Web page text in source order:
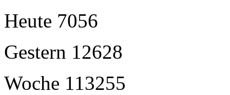
Heute 7056
Gestern 12628
Woche 113255